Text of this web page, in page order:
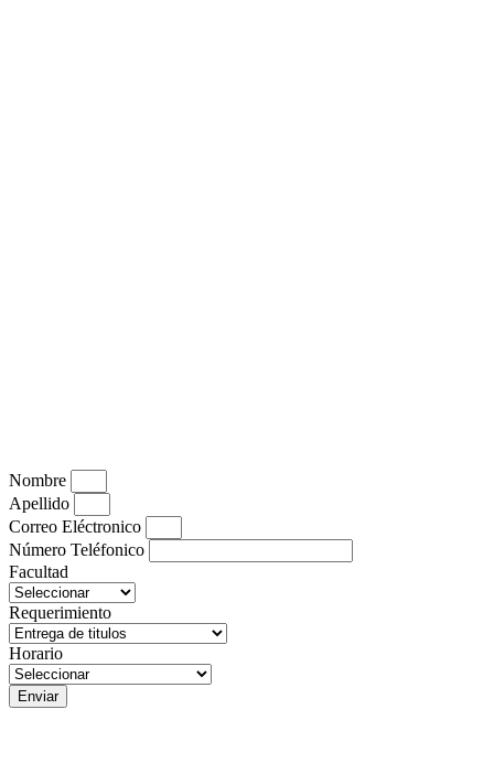
Nombre
Apellido
Correo Eléctronico
Número Teléfonico
Facultad
Requerimiento
Horario
Enviar